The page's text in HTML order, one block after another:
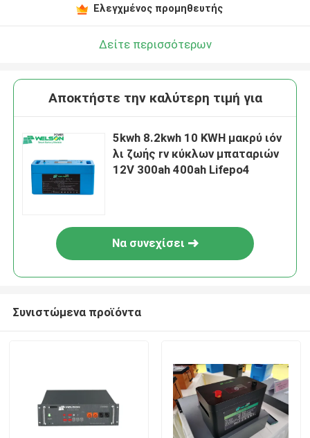
Ελεγχμένος προμηθευτής
Δείτε περισσότερων
Αποκτήστε την καλύτερη τιμή για
5kwh 8.2kwh 10 KWH μακρύ ιόν
λι ζωής rv κύκλων μπαταριών
12V 300ah 400ah Lifepo4
Να συνεχίσει
Συνιστώμενα προϊόντα